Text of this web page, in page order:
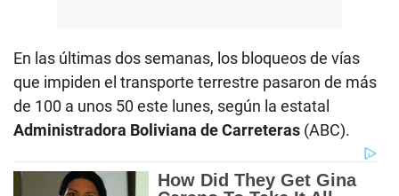
En las últimas dos semanas, los bloqueos de vías
que impiden el transporte terrestre pasaron de más
de 100 a unos 50 este lunes, según la estatal
Administradora Boliviana de Carreteras (ABC).